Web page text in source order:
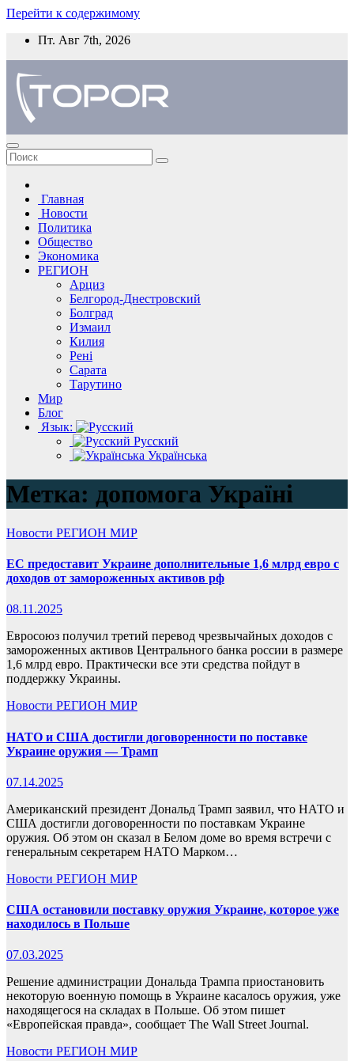
Перейти к содержимому
Пт. Авг 7th, 2026
Главная
Новости
Политика
Общество
Экономика
РЕГИОН
Арциз
Белгород-Днестровский
Болград
Измаил
Килия
Рені
Сарата
Тарутино
Мир
Блог
Язык:
Русский
Українська
Метка: допомога Україні
Новости РЕГИОН МИР
ЕС предоставит Украине дополнительные 1,6 млрд евро с
доходов от замороженных активов рф
08.11.2025
Евросоюз получил третий перевод чрезвычайных доходов с
замороженных активов Центрального банка россии в размере
1,6 млрд евро. Практически все эти средства пойдут в
поддержку Украины.
Новости РЕГИОН МИР
НАТО и США достигли договоренности по поставке
Украине оружия — Трамп
07.14.2025
Американский президент Дональд Трамп заявил, что НАТО и
США достигли договоренности по поставкам Украине
оружия. Об этом он сказал в Белом доме во время встречи с
генеральным секретарем НАТО Марком…
Новости РЕГИОН МИР
США остановили поставку оружия Украине, которое уже
находилось в Польше
07.03.2025
Решение администрации Дональда Трампа приостановить
некоторую военную помощь в Украине касалось оружия, уже
находящегося на складах в Польше. Об этом пишет
«Европейская правда», сообщает The Wall Street Journal.
Новости РЕГИОН МИР